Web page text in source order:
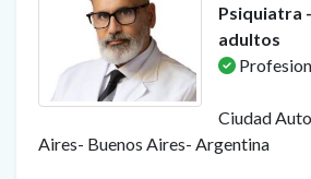
Psiquiatra
adultos
Ciudad
Aires- Buenos Aires- Argentina